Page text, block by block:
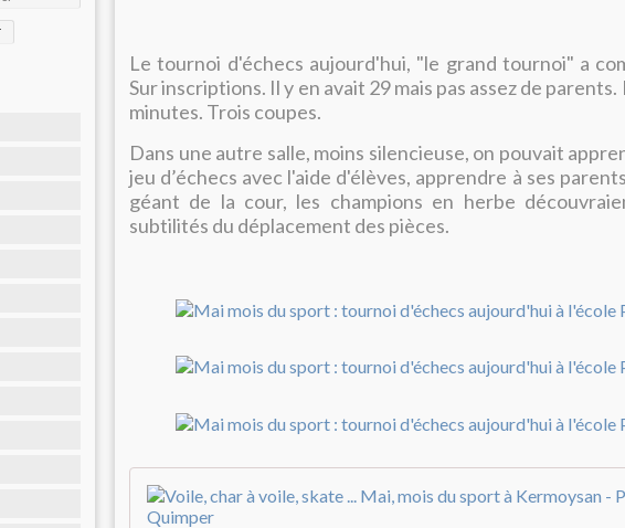
Le tournoi d'échecs aujourd'hui, "le grand tournoi" a
Sur inscriptions. Il y en avait 29 mais pas assez de
minutes. Trois coupes.
Dans une autre salle, moins silencieuse, on pouvait
jeu d’échecs avec l'aide d'élèves, apprendre à ses
géant de la cour, les champions en herbe
subtilités du déplacement des pièces.